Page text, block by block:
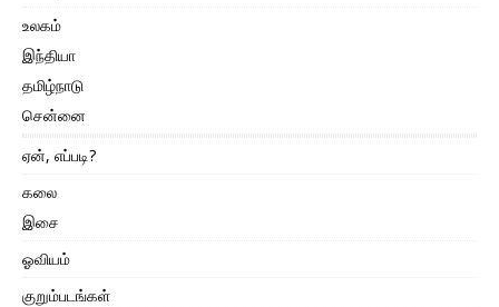
உலகம்
இந்தியா
தமிழ்நாடு
சென்னை
ஏன், எப்படி?
கலை
இசை
ஓவியம்
குறும்படங்கள்